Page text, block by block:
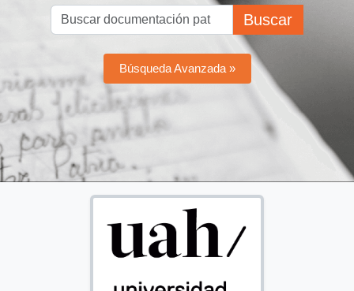
Buscar
Búsqueda Avanzada »